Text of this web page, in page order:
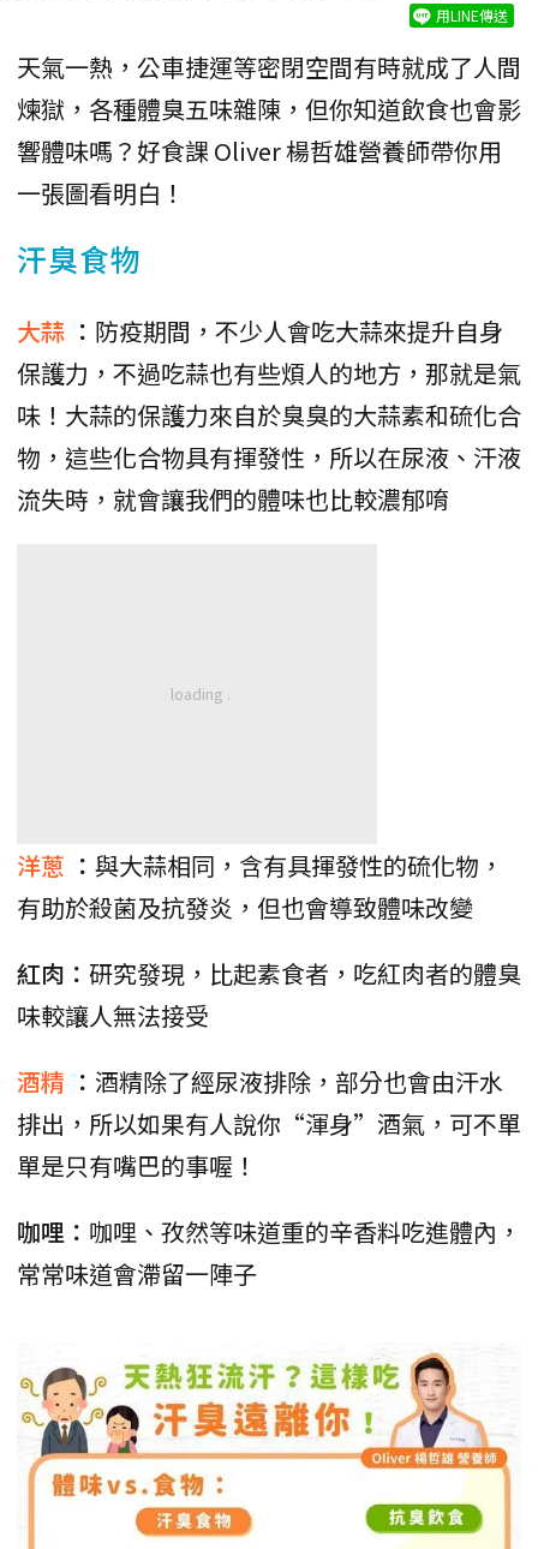
用LINE傳送
天氣一熱，公車捷運等密閉空間有時就成了人間
煉獄，各種體臭五味雜陳，但你知道飲食也會影
響體味嗎？好食課 Oliver 楊哲雄營養師帶你用
一張圖看明白！
汗臭食物
大蒜 ： 防疫期間，不少人會吃大蒜來提升自身
保護力，不過吃蒜也有些煩人的地方，那就是氣
味！大蒜的保護力來自於臭臭的大蒜素和硫化合
物，這些化合物具有揮發性，所以在尿液、汗液
流失時，就會讓我們的體味也比較濃郁唷
洋蔥 ： 與大蒜相同，含有具揮發性的硫化物，
有助於殺菌及抗發炎，但也會導致體味改變
紅肉： 研究發現，比起素食者，吃紅肉者的體臭
味較讓人無法接受
酒精 ： 酒精除了經尿液排除，部分也會由汗水
排出，所以如果有人說你“渾身”酒氣，可不單
單是只有嘴巴的事喔！
咖哩： 咖哩、孜然等味道重的辛香料吃進體內，
常常味道會滯留一陣子